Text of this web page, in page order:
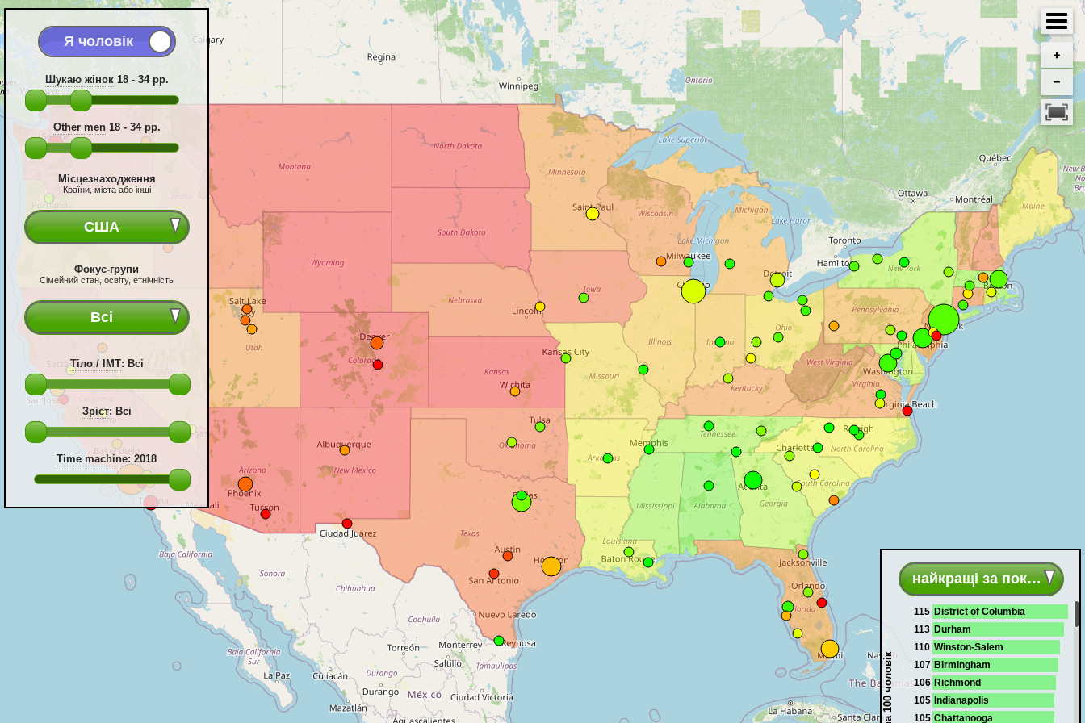
Шукаю жінок 18 - 34рр.
Other men 18 - 34рр.
Місцезнаходження
Країни, міста або інші
США
Фокус-групи
Сімейний стан, освіту, етнічність
Всі
Тіло / ІМТ: Всі
Зріст: Всі
Time machine: 2018
найкращі за
District of Columbia
115
Durham
113
Winston-Salem
110
Birmingham
107
Richmond
106
Indianapolis
105
Chattanooga
105